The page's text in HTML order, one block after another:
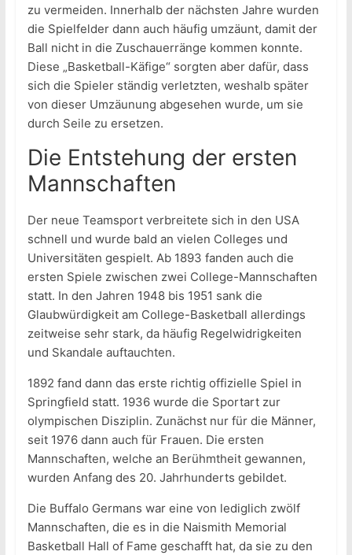
zu vermeiden. Innerhalb der nächsten Jahre wurden
die Spielfelder dann auch häufig umzäunt, damit der
Ball nicht in die Zuschauerränge kommen konnte.
Diese „Basketball-Käfige“ sorgten aber dafür, dass
sich die Spieler ständig verletzten, weshalb später
von dieser Umzäunung abgesehen wurde, um sie
durch Seile zu ersetzen.
Die Entstehung der ersten
Mannschaften
Der neue Teamsport verbreitete sich in den USA
schnell und wurde bald an vielen Colleges und
Universitäten gespielt. Ab 1893 fanden auch die
ersten Spiele zwischen zwei College-Mannschaften
statt. In den Jahren 1948 bis 1951 sank die
Glaubwürdigkeit am College-Basketball allerdings
zeitweise sehr stark, da häufig Regelwidrigkeiten
und Skandale auftauchten.
1892 fand dann das erste richtig offizielle Spiel in
Springfield statt. 1936 wurde die Sportart zur
olympischen Disziplin. Zunächst nur für die Männer,
seit 1976 dann auch für Frauen. Die ersten
Mannschaften, welche an Berühmtheit gewannen,
wurden Anfang des 20. Jahrhunderts gebildet.
Die Buffalo Germans war eine von lediglich zwölf
Mannschaften, die es in die Naismith Memorial
Basketball Hall of Fame geschafft hat, da sie zu den